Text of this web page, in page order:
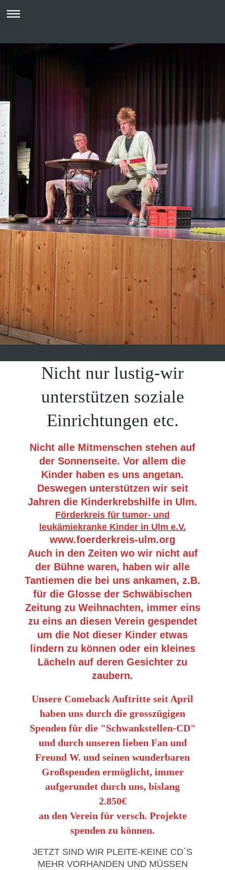
Nicht nur lustig-wir
unterstützen soziale
Einrichtungen etc.
Nicht alle Mitmenschen stehen auf
der Sonnenseite. Vor allem die
Kinder haben es uns angetan.
Deswegen unterstützen wir seit
Jahren die Kinderkrebshilfe in Ulm.
Förderkreis für tumor- und
leukämiekranke Kinder in Ulm e.V.
www.foerderkreis-ulm.org
Auch in den Zeiten wo wir nicht auf
der Bühne waren, haben wir alle
Tantiemen die bei uns ankamen, z.B.
für die Glosse der Schwäbischen
Zeitung zu Weihnachten, immer eins
zu eins an diesen Verein gespendet
um die Not dieser Kinder etwas
lindern zu können oder ein kleines
Lächeln auf deren Gesichter zu
zaubern.
Unsere Comeback Auftritte seit April
haben uns durch die grosszügigen
Spenden für die "Schwankstellen-CD"
und durch unseren lieben Fan und
Freund W. und seinen wunderbaren
Großspenden ermöglicht, immer
aufgerundet durch uns, bislang
2.850€
an den Verein für versch. Projekte
spenden zu können.
JETZT SIND WIR PLEITE-KEINE CD´S
MEHR VORHANDEN UND MÜSSEN